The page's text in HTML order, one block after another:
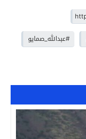
#عبدالله_صمايو